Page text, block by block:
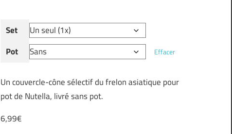
Set
Pot
Effacer
Un couvercle-cône sélectif du frelon asiatique pour
pot de Nutella, livré sans pot.
6,99€